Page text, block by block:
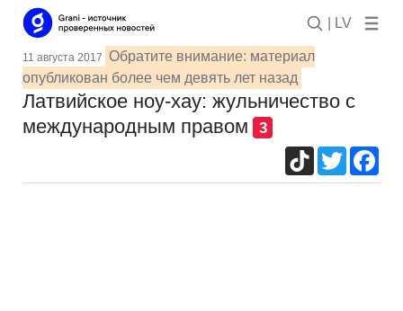
| LV
11 августа 2017 Обратите внимание: материал
опубликован более чем девять лет назад
Латвийское ноу-хау: жульничество с
международным правом
3
TikTokTwitter